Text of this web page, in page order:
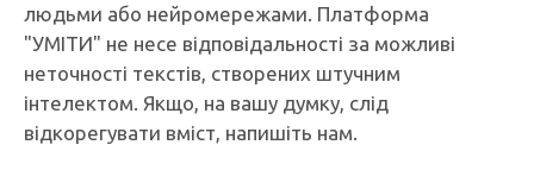
людьми або нейромережами. Платформа
"УМІТИ" не несе відповідальності за можливі
неточності текстів, створених штучним
інтелектом. Якщо, на вашу думку, слід
відкорегувати вміст, напишіть нам.